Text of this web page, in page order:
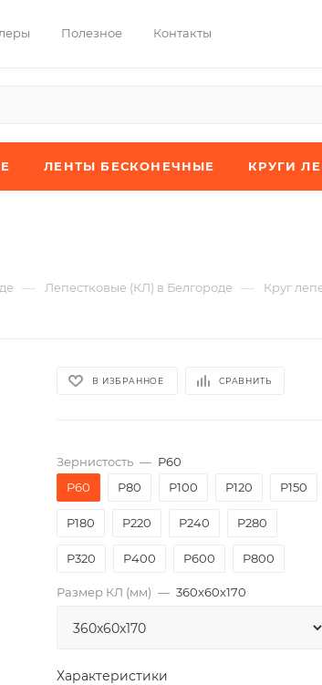
Полезное Контакты
ЛЕНТЫ БЕСКОНЕЧНЫЕ КРУГИ
— Лепестковые (КЛ) в Белгороде — Круг
В ИЗБРАННОЕ СРАВНИТЬ
Зернистость — P60
P60
P80 P100 P120 P150
P180 P220 P240 P280
P320 P400 P600 P800
Размер КЛ (мм) — 360x60x170
Характеристики